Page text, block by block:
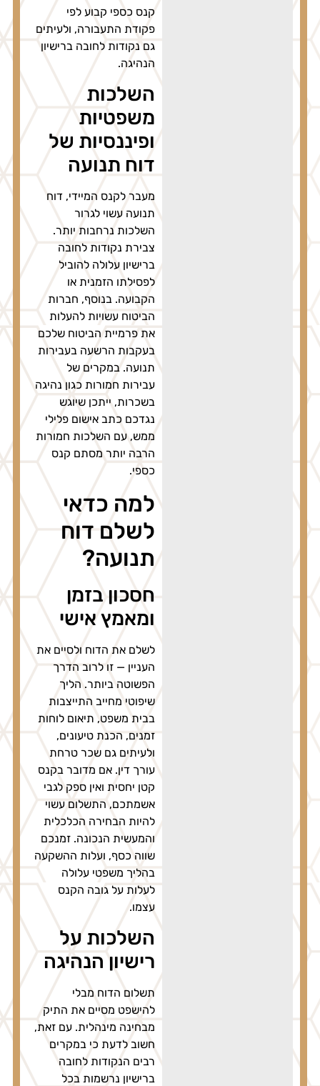
קנס כספי קבוע לפי
פקודת התעבורה, ולעיתים
גם נקודות לחובה ברישיון
הנהיגה.
השלכות
משפטיות
ופיננסיות של
דוח תנועה
מעבר לקנס המיידי, דוח
תנועה עשוי לגרור
השלכות נרחבות יותר.
צבירת נקודות לחובה
ברישיון עלולה להוביל
לפסילתו הזמנית או
הקבועה. בנוסף, חברות
הביטוח עשויות להעלות
את פרמיית הביטוח שלכם
בעקבות הרשעה בעבירות
תנועה. במקרים של
עבירות חמורות כגון נהיגה
בשכרות, ייתכן שיוגש
נגדכם כתב אישום פלילי
ממש, עם השלכות חמורות
הרבה יותר מסתם קנס
כספי.
למה כדאי
לשלם דוח
תנועה?
חסכון בזמן
ומאמץ אישי
לשלם את הדוח ולסיים את
העניין — זו לרוב הדרך
הפשוטה ביותר. הליך
שיפוטי מחייב התייצבות
בבית משפט, תיאום לוחות
זמנים, הכנת טיעונים,
ולעיתים גם שכר טרחת
עורך דין. אם מדובר בקנס
קטן יחסית ואין ספק לגבי
אשמתכם, התשלום עשוי
להיות הבחירה הכלכלית
והמעשית הנכונה. זמנכם
שווה כסף, ועלות ההשקעה
בהליך משפטי עלולה
לעלות על גובה הקנס
עצמו.
השלכות על
רישיון הנהיגה
תשלום הדוח מבלי
להישפט מסיים את התיק
מבחינה מינהלית. עם זאת,
חשוב לדעת כי במקרים
רבים הנקודות לחובה
ברישיון נרשמות בכל